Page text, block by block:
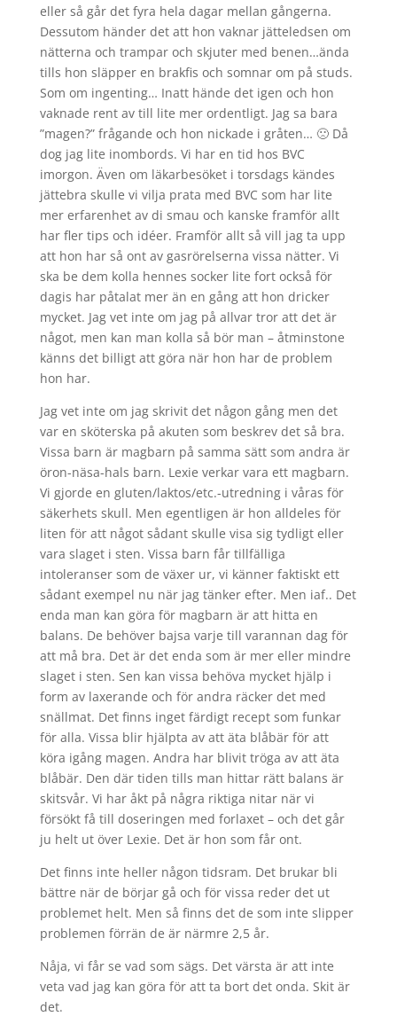
eller så går det fyra hela dagar mellan gångerna.
Dessutom händer det att hon vaknar jätteledsen om
nätterna och trampar och skjuter med benen…ända
tills hon släpper en brakfis och somnar om på studs.
Som om ingenting… Inatt hände det igen och hon
vaknade rent av till lite mer ordentligt. Jag sa bara
”magen?” frågande och hon nickade i gråten… 🙁 Då
dog jag lite inombords. Vi har en tid hos BVC
imorgon. Även om läkarbesöket i torsdags kändes
jättebra skulle vi vilja prata med BVC som har lite
mer erfarenhet av di smau och kanske framför allt
har fler tips och idéer. Framför allt så vill jag ta upp
att hon har så ont av gasrörelserna vissa nätter. Vi
ska be dem kolla hennes socker lite fort också för
dagis har påtalat mer än en gång att hon dricker
mycket. Jag vet inte om jag på allvar tror att det är
något, men kan man kolla så bör man – åtminstone
känns det billigt att göra när hon har de problem
hon har.
Jag vet inte om jag skrivit det någon gång men det
var en sköterska på akuten som beskrev det så bra.
Vissa barn är magbarn på samma sätt som andra är
öron-näsa-hals barn. Lexie verkar vara ett magbarn.
Vi gjorde en gluten/laktos/etc.-utredning i våras för
säkerhets skull. Men egentligen är hon alldeles för
liten för att något sådant skulle visa sig tydligt eller
vara slaget i sten. Vissa barn får tillfälliga
intoleranser som de växer ur, vi känner faktiskt ett
sådant exempel nu när jag tänker efter. Men iaf.. Det
enda man kan göra för magbarn är att hitta en
balans. De behöver bajsa varje till varannan dag för
att må bra. Det är det enda som är mer eller mindre
slaget i sten. Sen kan vissa behöva mycket hjälp i
form av laxerande och för andra räcker det med
snällmat. Det finns inget färdigt recept som funkar
för alla. Vissa blir hjälpta av att äta blåbär för att
köra igång magen. Andra har blivit tröga av att äta
blåbär. Den där tiden tills man hittar rätt balans är
skitsvår. Vi har åkt på några riktiga nitar när vi
försökt få till doseringen med forlaxet – och det går
ju helt ut över Lexie. Det är hon som får ont.
Det finns inte heller någon tidsram. Det brukar bli
bättre när de börjar gå och för vissa reder det ut
problemet helt. Men så finns det de som inte slipper
problemen förrän de är närmre 2,5 år.
Nåja, vi får se vad som sägs. Det värsta är att inte
veta vad jag kan göra för att ta bort det onda. Skit är
det.